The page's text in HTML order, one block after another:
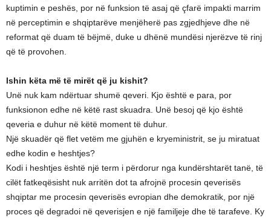
kuptimin e peshës, por në funksion të asaj që çfarë impakti marrim
në perceptimin e shqiptarëve menjëherë pas zgjedhjeve dhe në
reformat që duam të bëjmë, duke u dhënë mundësi njerëzve të rinj
që të provohen.
Ishin këta më të mirët që ju kishit?
Unë nuk kam ndërtuar shumë qeveri. Kjo është e para, por
funksionon edhe në këtë rast skuadra. Unë besoj që kjo është
qeveria e duhur në këtë moment të duhur.
Një skuadër që flet vetëm me gjuhën e kryeministrit, se ju miratuat
edhe kodin e heshtjes?
Kodi i heshtjes është një term i përdorur nga kundërshtarët tanë, të
cilët fatkeqësisht nuk arritën dot ta afrojnë procesin qeverisës
shqiptar me procesin qeverisës evropian dhe demokratik, por një
proces që degradoi në qeverisjen e një familjeje dhe të tarafeve. Ky